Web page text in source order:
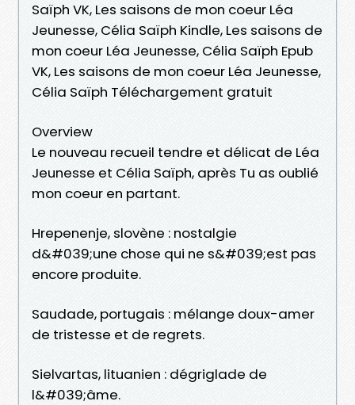
Saïph VK, Les saisons de mon coeur Léa
Jeunesse, Célia Saïph Kindle, Les saisons de
mon coeur Léa Jeunesse, Célia Saïph Epub
VK, Les saisons de mon coeur Léa Jeunesse,
Célia Saïph Téléchargement gratuit
Overview
Le nouveau recueil tendre et délicat de Léa
Jeunesse et Célia Saïph, après Tu as oublié
mon coeur en partant.
Hrepenenje, slovène : nostalgie
d&#039;une chose qui ne s&#039;est pas
encore produite.
Saudade, portugais : mélange doux-amer
de tristesse et de regrets.
Sielvartas, lituanien : dégriglade de
l&#039;âme.